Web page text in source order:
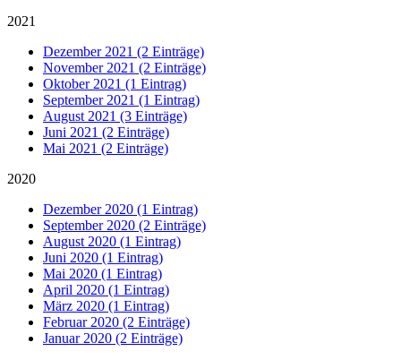
2021
Dezember 2021 (2 Einträge)
November 2021 (2 Einträge)
Oktober 2021 (1 Eintrag)
September 2021 (1 Eintrag)
August 2021 (3 Einträge)
Juni 2021 (2 Einträge)
Mai 2021 (2 Einträge)
2020
Dezember 2020 (1 Eintrag)
September 2020 (2 Einträge)
August 2020 (1 Eintrag)
Juni 2020 (1 Eintrag)
Mai 2020 (1 Eintrag)
April 2020 (1 Eintrag)
März 2020 (1 Eintrag)
Februar 2020 (2 Einträge)
Januar 2020 (2 Einträge)